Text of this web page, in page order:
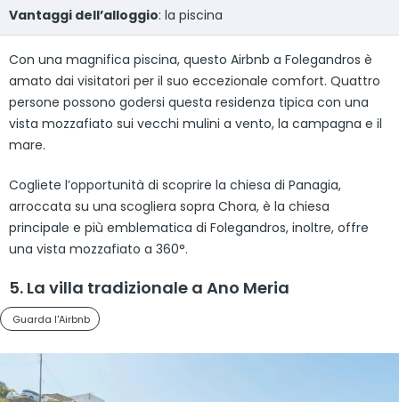
Vantaggi dell’alloggio: la piscina
Con una magnifica piscina, questo Airbnb a Folegandros è
amato dai visitatori per il suo eccezionale comfort. Quattro
persone possono godersi questa residenza tipica con una
vista mozzafiato sui vecchi mulini a vento, la campagna e il
mare.
Cogliete l’opportunità di scoprire la chiesa di Panagia,
arroccata su una scogliera sopra Chora, è la chiesa
principale e più emblematica di Folegandros, inoltre, offre
una vista mozzafiato a 360°.
5. La villa tradizionale a Ano Meria
Guarda l'Airbnb